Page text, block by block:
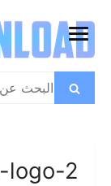
إلى
المحتوى
فتح
بحث
عن:
بحث
logo-2